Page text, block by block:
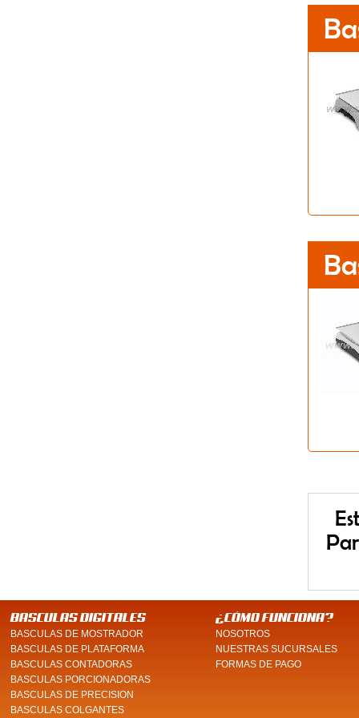
BASCULAS DIGITALES
BASCULAS DE MOSTRADOR
BASCULAS DE PLATAFORMA
BASCULAS CONTADORAS
BASCULAS PORCIONADORAS
BASCULAS DE PRECISION
BASCULAS COLGANTES
¿CÓMO FUNCIONA?
NOSOTROS
NUESTRAS SUCURSALES
FORMAS DE PAGO